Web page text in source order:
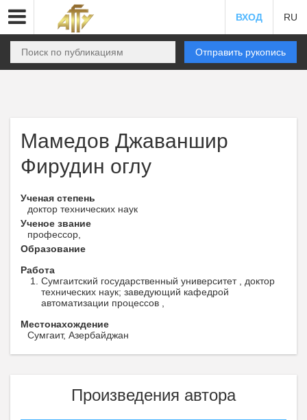
ВХОД RU
Отправить рукопись
Мамедов Джаваншир
Фирудин оглу
Ученая степень
доктор технических наук
Ученое звание
профессор,
Образование
Работа
Сумгаитский государственный университет , доктор
технических наук; заведующий кафедрой
автоматизации процессов ,
Местонахождение
Сумгаит, Азербайджан
Произведения автора